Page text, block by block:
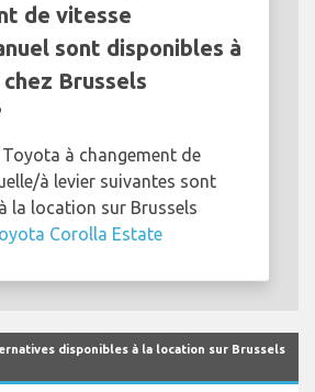
de vitesse
sont disponibles à
Brussels
à changement de
à levier suivantes sont
la location sur Brussels
Corolla Estate
disponibles à la location sur Brussels